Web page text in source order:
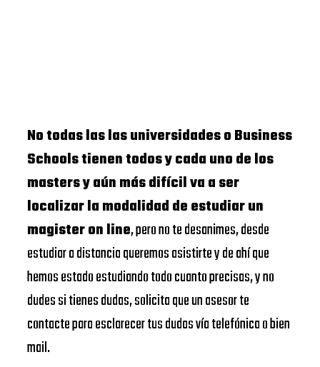
No todas las las universidades o Business
Schools tienen todos y cada uno de los
masters y aún más difícil va a ser
localizar la modalidad de estudiar un
magister on line, pero no te desanimes, desde
estudiar a distancia queremos asistirte y de ahí que
hemos estado estudiando todo cuanto precisas, y no
dudes si tienes dudas, solicita que un asesor te
contacte para esclarecer tus dudas vía telefónica o bien
mail.